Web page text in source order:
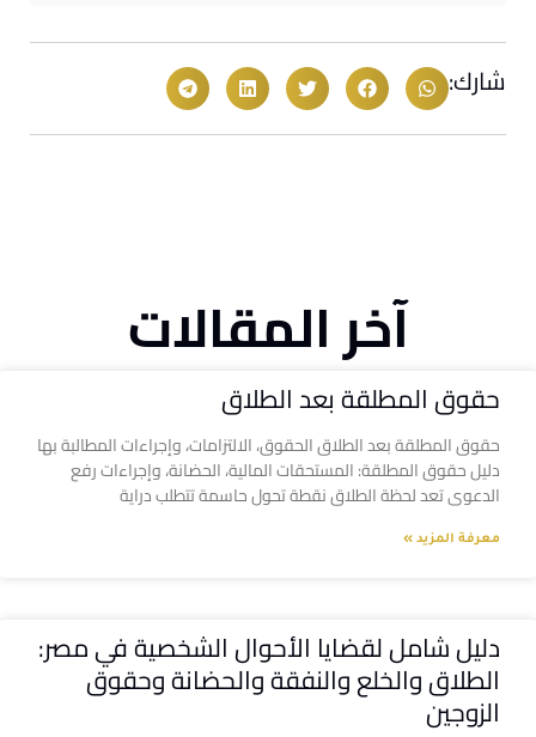
شارك:
آخر المقالات
حقوق المطلقة بعد الطلاق
حقوق المطلقة بعد الطلاق الحقوق، الالتزامات، وإجراءات المطالبة بها
دليل حقوق المطلقة: المستحقات المالية، الحضانة، وإجراءات رفع
الدعوى تعد لحظة الطلاق نقطة تحول حاسمة تتطلب دراية
معرفة المزيد »
دليل شامل لقضايا الأحوال الشخصية في مصر:
الطلاق والخلع والنفقة والحضانة وحقوق
الزوجين